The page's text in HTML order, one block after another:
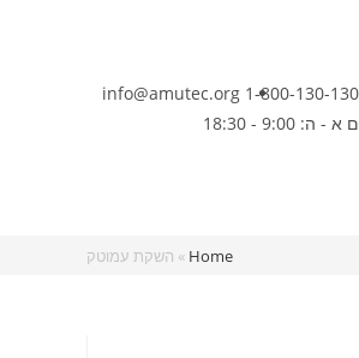
1-800-130-130
info@amutec.org
א - ה: 9:00 - 18:30
Home
» השקת עמוטק